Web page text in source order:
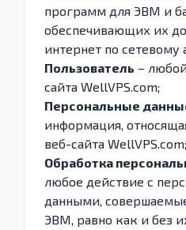
программ для ЭВМ и
обеспечивающих их
интернет по сетевому
Пользователь –
сайта WellVPS.com;
Персональные
информация,
веб-сайта WellVPS.com;
Обработка
любое действие с
данными,
ЭВМ, равно как и без